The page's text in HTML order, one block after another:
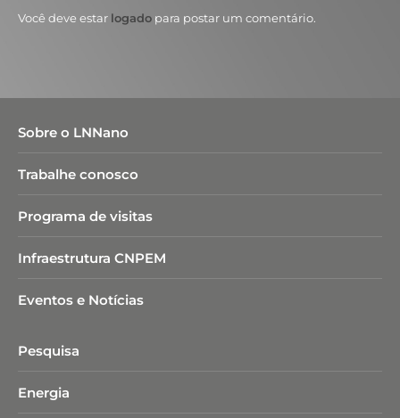
Você deve estar logado para postar um comentário.
Sobre o LNNano
Trabalhe conosco
Programa de visitas
Infraestrutura CNPEM
Eventos e Notícias
Pesquisa
Energia